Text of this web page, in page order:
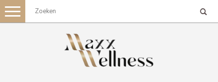
Toggle
navigation